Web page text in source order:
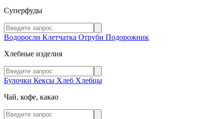
Суперфуды
Водоросли Клетчатка Отруби Подорожник
Хлебные изделия
Булочки Кексы Хлеб Хлебцы
Чай, кофе, какао